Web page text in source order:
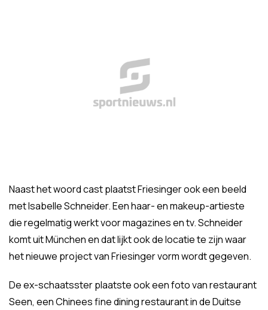
Naast het woord cast plaatst Friesinger ook een beeld
met Isabelle Schneider. Een haar- en makeup-artieste
die regelmatig werkt voor magazines en tv. Schneider
komt uit München en dat lijkt ook de locatie te zijn waar
het nieuwe project van Friesinger vorm wordt gegeven.
De ex-schaatsster plaatste ook een foto van restaurant
Seen, een Chinees fine dining restaurant in de Duitse